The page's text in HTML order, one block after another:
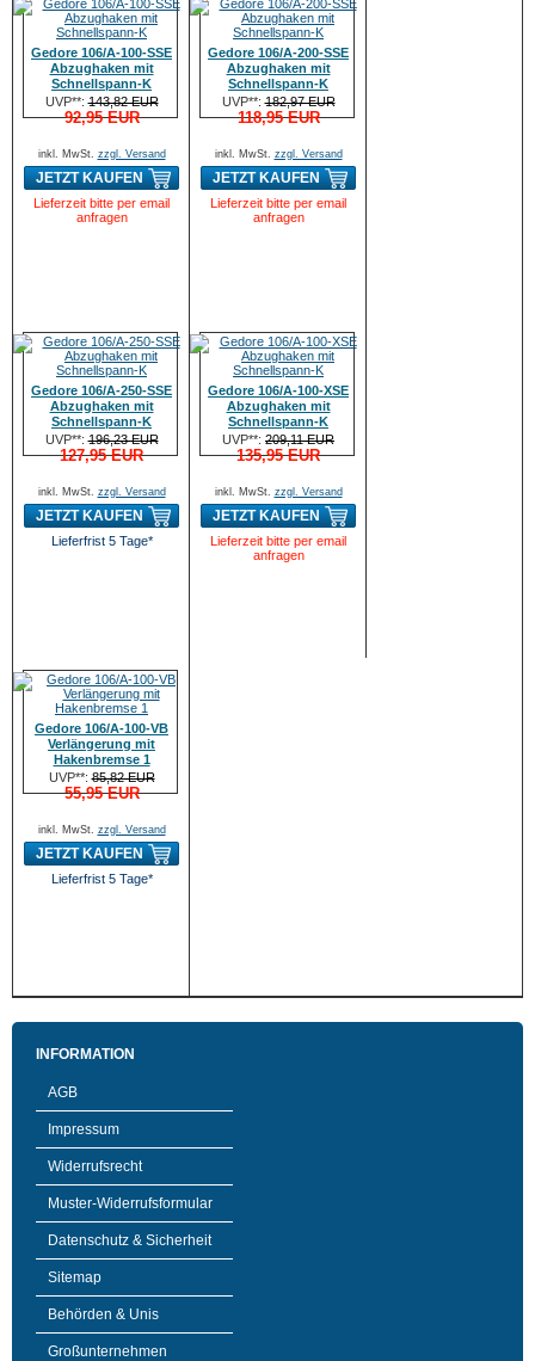
Gedore 106/A-100-SSE
Abzughaken mit
Schnellspann-K
UVP**:143,82 EUR
92,95 EUR
inkl. MwSt. zzgl. Versand
JETZT KAUFEN
Lieferzeit bitte per email
anfragen
Gedore 106/A-200-SSE
Abzughaken mit
Schnellspann-K
UVP**:182,97 EUR
118,95 EUR
inkl. MwSt. zzgl. Versand
JETZT KAUFEN
Lieferzeit bitte per email
anfragen
Gedore 106/A-250-SSE
Abzughaken mit
Schnellspann-K
UVP**:196,23 EUR
127,95 EUR
inkl. MwSt. zzgl. Versand
JETZT KAUFEN
Lieferfrist 5 Tage*
Gedore 106/A-100-XSE
Abzughaken mit
Schnellspann-K
UVP**: 209,11 EUR
135,95 EUR
inkl. MwSt. zzgl. Versand
JETZT KAUFEN
Lieferzeit bitte per email
anfragen
Gedore 106/A-100-VB
Verlängerung mit
Hakenbremse 1
UVP**:85,82 EUR
55,95 EUR
inkl. MwSt. zzgl. Versand
JETZT KAUFEN
Lieferfrist 5 Tage*
INFORMATION
AGB
Impressum
Widerrufsrecht
Muster-Widerrufsformular
Datenschutz & Sicherheit
Sitemap
Behörden & Unis
Großunternehmen